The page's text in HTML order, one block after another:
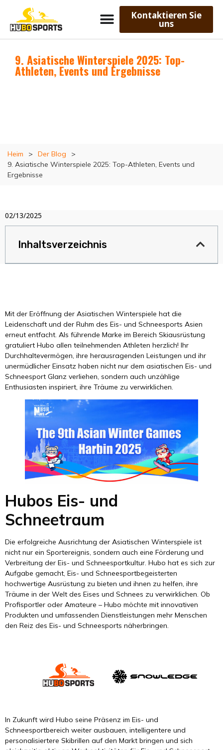
Kontaktieren Sie
uns
9. Asiatische Winterspiele 2025: Top-
Athleten, Events und Ergebnisse
Heim > Der Blog
>
9. Asiatische Winterspiele 2025: Top-Athleten, Events und
Ergebnisse
02/13/2025
Inhaltsverzeichnis
Mit der Eröffnung der Asiatischen Winterspiele hat die
Leidenschaft und der Ruhm des Eis- und Schneesports Asien
erneut entfacht. Als führende Marke im Bereich Skiausrüstung
gratuliert Hubo allen teilnehmenden Athleten herzlich! Ihr
Durchhaltevermögen, ihre herausragenden Leistungen und ihr
unermüdlicher Einsatz haben nicht nur dem asiatischen Eis- und
Schneesport Glanz verliehen, sondern auch unzählige
Enthusiasten inspiriert, ihre Träume zu verwirklichen.
Hubos Eis- und
Schneetraum
Die erfolgreiche Ausrichtung der Asiatischen Winterspiele ist
nicht nur ein Sportereignis, sondern auch eine Förderung und
Verbreitung der Eis- und Schneesportkultur. Hubo hat es sich zur
Aufgabe gemacht, Eis- und Schneesportbegeisterten
hochwertige Ausrüstung zu bieten und ihnen zu helfen, ihre
Träume in der Welt des Eises und Schnees zu verwirklichen. Ob
Profisportler oder Amateure – Hubo möchte mit innovativen
Produkten und umfassenden Dienstleistungen mehr Menschen
den Reiz des Eis- und Schneesports näherbringen.
In Zukunft wird Hubo seine Präsenz im Eis- und
Schneesportbereich weiter ausbauen, intelligentere und
personalisiertere Skibrillen auf den Markt bringen und sich